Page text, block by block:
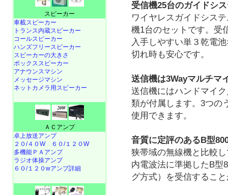
受信機25台のガイドシ
ワイヤレスガイドシス
機1台のセットです。受
入手しやすい単３乾電
切れ時も安心です。
送信機は3Wayマルチマ
送信機にはハンドマイ
類が付属します。3つの
使用できます。
音質に定評のあるB型
狭帯域の無線機と比較
内電波法に準拠したB型
グ方式）を受信するこ
スピーカー
車載スピーカー
トランス内蔵スピーカー
コールスピーカー
ハンズフリースピーカー
スピーカーの大きさ
ボックススピーカー
アナウンスマシン
メッセージマシン
ネットカメラ用スピーカー
ＡＣアンプ
卓上放送アンプ
２０/４０W
６０/１２０W
多機能ＰＡアンプ
ラジオ体操アンプ
６０/１２０wアンプ詳細